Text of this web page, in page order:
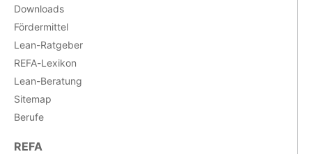
Downloads
Fördermittel
Lean-Ratgeber
REFA-Lexikon
Lean-Beratung
Sitemap
Berufe
REFA